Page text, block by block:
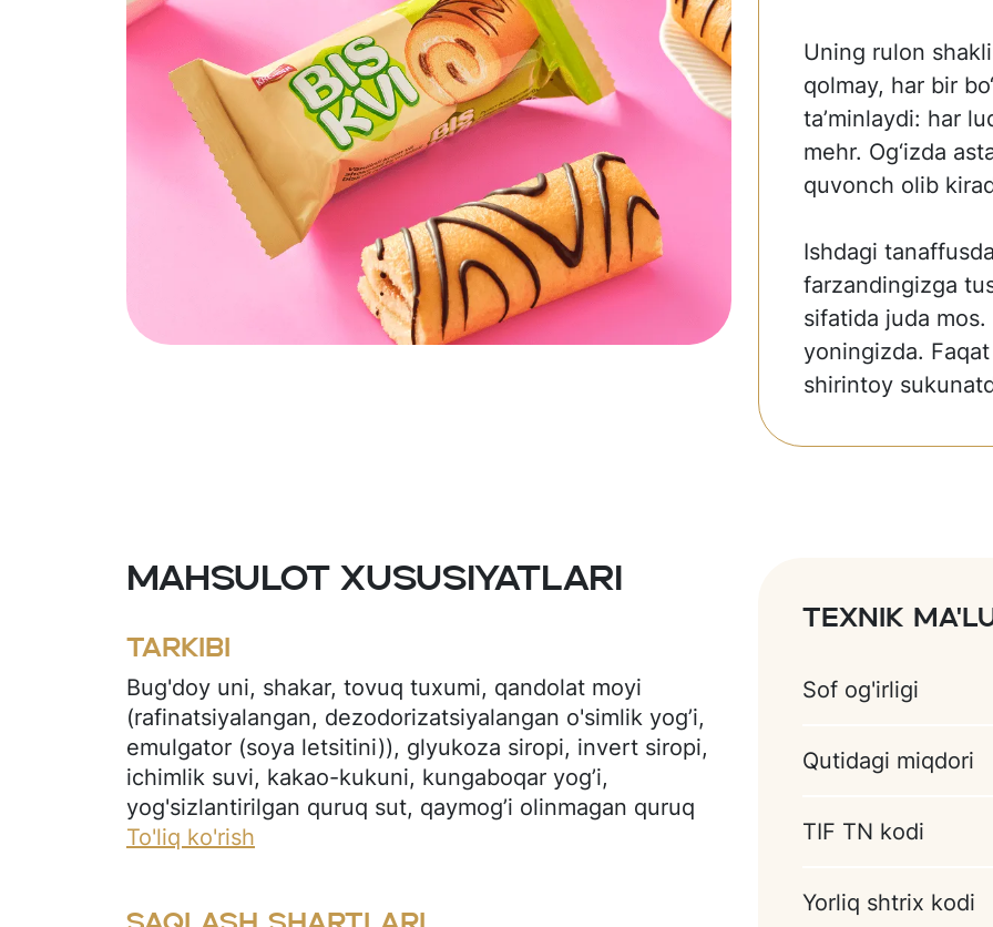
Uning rulon
qolmay, har bir
ta’minlaydi: har
mehr. Og‘izda
quvonch olib
Ishdagi
farzandingizga
sifatida juda
yoningizda.
shirintoy
Mahsulot xususiyatlari
Tarkibi
Bug'doy uni, shakar, tovuq tuxumi, qandolat moyi
(rafinatsiyalangan, dezodorizatsiyalangan o'simlik yog’i,
emulgator (soya letsitini)), glyukoza siropi, invert siropi,
ichimlik suvi, kakao-kukuni, kungaboqar yog’i,
yog'sizlantirilgan quruq sut, qaymog’i olinmagan quruq
sut, namlik saqlovchi moddalar (sorbit siropi, glitserin),
To'liq ko'rish
Texnik
Sof og'irligi
Qutidagi miqdori
TIF TN kodi
Yorliq shtrix kodi